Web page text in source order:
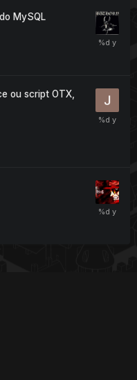
MySQL
ou script OTX,